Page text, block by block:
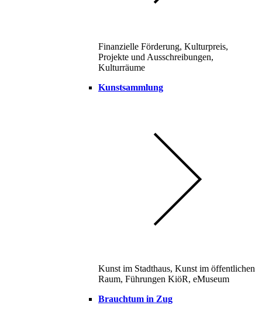
Finanzielle Förderung, Kulturpreis,
Projekte und Ausschreibungen,
Kulturräume
Kunstsammlung
Kunst im Stadthaus, Kunst im öffentlichen
Raum, Führungen KiöR, eMuseum
Brauchtum in Zug